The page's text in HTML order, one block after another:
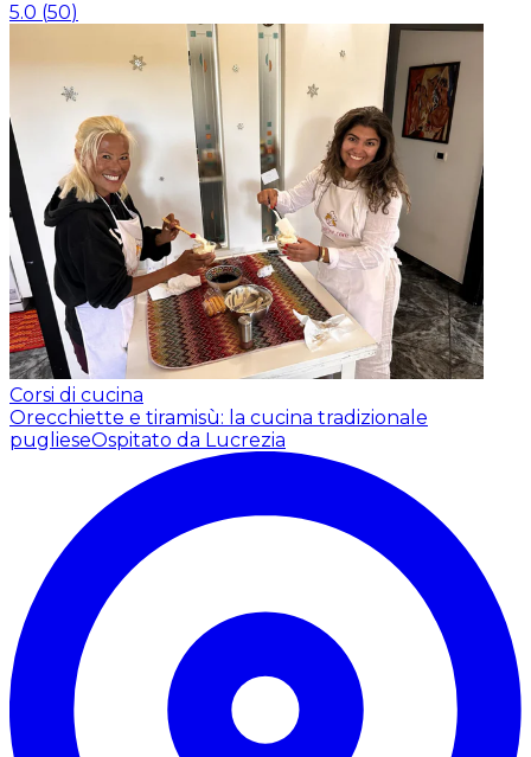
5.0 (50)
Corsi di cucina
Orecchiette e tiramisù: la cucina tradizionale
puglieseOspitato da Lucrezia